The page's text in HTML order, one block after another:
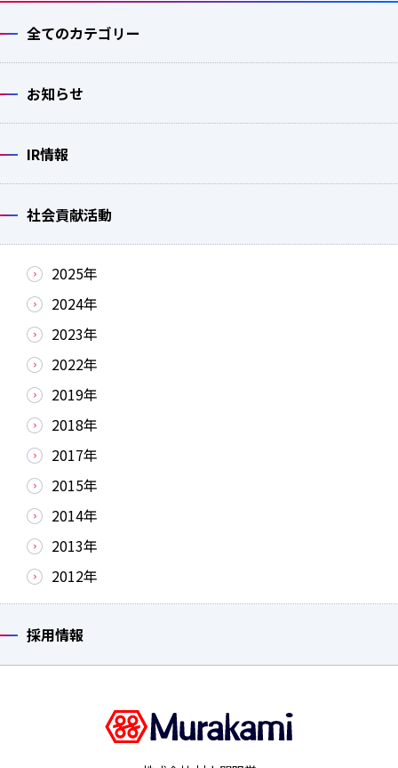
全てのカテゴリー
お知らせ
IR情報
社会貢献活動
2025年
2024年
2023年
2022年
2019年
2018年
2017年
2015年
2014年
2013年
2012年
採用情報